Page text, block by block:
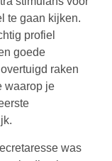
te gaan kijken.
profiel
goede
raken
waarop je
was